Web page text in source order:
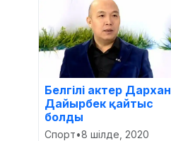
Белгілі актер Дархан
Дайырбек қайтыс
болды
Спорт•8 шілде, 2020